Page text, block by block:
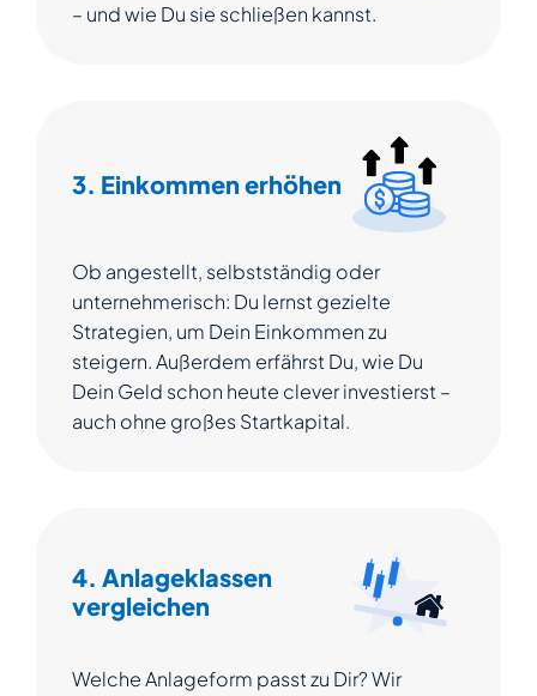
– und wie Du sie schließen kannst.
3. Einkommen erhöhen
Ob angestellt, selbstständig oder
unternehmerisch: Du lernst gezielte
Strategien, um Dein Einkommen zu
steigern. Außerdem erfährst Du, wie Du
Dein Geld schon heute clever investierst –
auch ohne großes Startkapital.
4. Anlageklassen
vergleichen
Welche Anlageform passt zu Dir? Wir